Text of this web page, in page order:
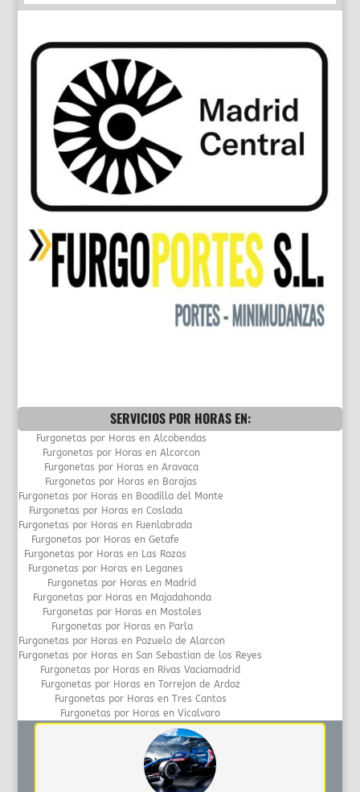
buscanos
en:google.com google.es
SERVICIOS POR HORAS EN:
Furgonetas por Horas en Alcobendas
Furgonetas por Horas en Alcorcon
Furgonetas por Horas en Aravaca
Furgonetas por Horas en Barajas
Furgonetas por Horas en Boadilla del Monte
Furgonetas por Horas en Coslada
Furgonetas por Horas en Fuenlabrada
Furgonetas por Horas en Getafe
Furgonetas por Horas en Las Rozas
Furgonetas por Horas en Leganes
Furgonetas por Horas en Madrid
Furgonetas por Horas en Majadahonda
Furgonetas por Horas en Mostoles
Furgonetas por Horas en Parla
Furgonetas por Horas en Pozuelo de Alarcon
Furgonetas por Horas en San Sebastian de los Reyes
Furgonetas por Horas en Rivas Vaciamadrid
Furgonetas por Horas en Torrejon de Ardoz
Furgonetas por Horas en Tres Cantos
Furgonetas por Horas en Vicalvaro